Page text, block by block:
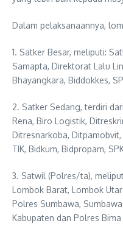
Dalam pelaksanaannya,
1. Satker Besar, meliputi:
Samapta, Direktorat Lalu
Bhayangkara, Biddokkes,
2. Satker Sedang, terdiri
Rena, Biro Logistik,
Ditresnarkoba, Ditpamobvit,
TIK, Bidkum, Bidpropam,
3. Satwil (Polres/ta),
Lombok Barat, Lombok
Polres Sumbawa,
Kabupaten dan Polres Bima